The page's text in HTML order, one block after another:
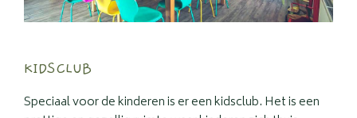
KIDSCLUB
Speciaal voor de kinderen is er een kidsclub. Het is een